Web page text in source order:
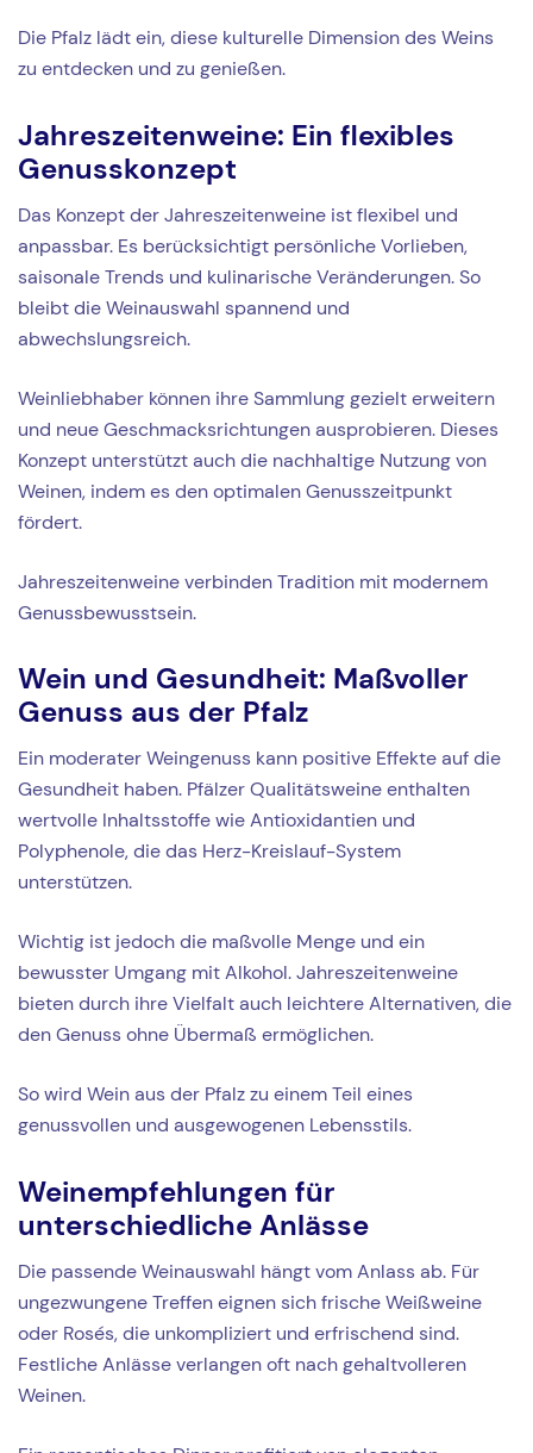
Die Pfalz lädt ein, diese kulturelle Dimension des Weins
zu entdecken und zu genießen.
Jahreszeitenweine: Ein flexibles
Genusskonzept
Das Konzept der Jahreszeitenweine ist flexibel und
anpassbar. Es berücksichtigt persönliche Vorlieben,
saisonale Trends und kulinarische Veränderungen. So
bleibt die Weinauswahl spannend und
abwechslungsreich.
Weinliebhaber können ihre Sammlung gezielt erweitern
und neue Geschmacksrichtungen ausprobieren. Dieses
Konzept unterstützt auch die nachhaltige Nutzung von
Weinen, indem es den optimalen Genusszeitpunkt
fördert.
Jahreszeitenweine verbinden Tradition mit modernem
Genussbewusstsein.
Wein und Gesundheit: Maßvoller
Genuss aus der Pfalz
Ein moderater Weingenuss kann positive Effekte auf die
Gesundheit haben. Pfälzer Qualitätsweine enthalten
wertvolle Inhaltsstoffe wie Antioxidantien und
Polyphenole, die das Herz-Kreislauf-System
unterstützen.
Wichtig ist jedoch die maßvolle Menge und ein
bewusster Umgang mit Alkohol. Jahreszeitenweine
bieten durch ihre Vielfalt auch leichtere Alternativen, die
den Genuss ohne Übermaß ermöglichen.
So wird Wein aus der Pfalz zu einem Teil eines
genussvollen und ausgewogenen Lebensstils.
Weinempfehlungen für
unterschiedliche Anlässe
Die passende Weinauswahl hängt vom Anlass ab. Für
ungezwungene Treffen eignen sich frische Weißweine
oder Rosés, die unkompliziert und erfrischend sind.
Festliche Anlässe verlangen oft nach gehaltvolleren
Weinen.